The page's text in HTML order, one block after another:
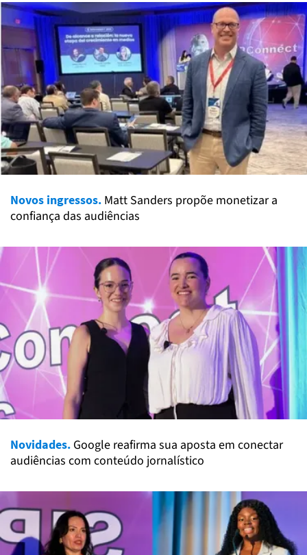
Novos ingressos. Matt Sanders propõe monetizar a
confiança das audiências
Novidades. Google reafirma sua aposta em conectar
audiências com conteúdo jornalístico